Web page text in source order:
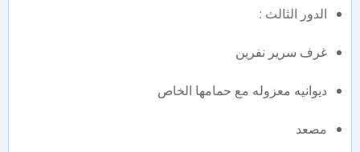
الدور الثالث :
غرف سرير نفرين
ديوانيه معزوله مع حمامها الخاص
مصعد